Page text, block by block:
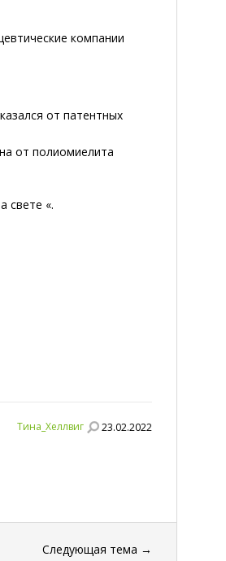
компании
от патентных
от полиомиелита
свете «.
Тина_Хеллвиг 23.02.2022
Следующая тема →